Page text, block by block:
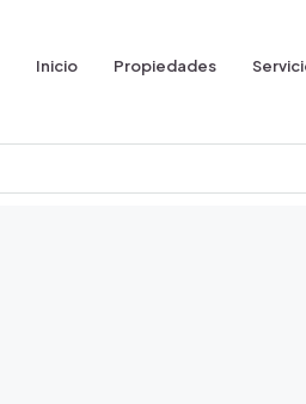
Inicio Propiedades